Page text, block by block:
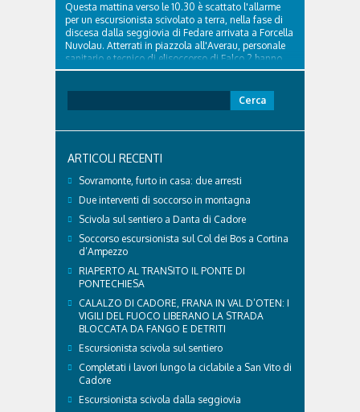
Questa mattina verso le 10.30 è scattato l'allarme
per un escursionista scivolato a terra, nella fase di
discesa dalla seggiovia di Fedare arrivata a Forcella
Nuvolau. Atterrati in piazzola all'Averau, personale
sanitario e tecnico di elisoccorso di Falco 2 hanno
raggiunto il 74enne di Teolo...
per:
ARTICOLI RECENTI
Sovramonte, furto in casa: due arresti
Due interventi di soccorso in montagna
Scivola sul sentiero a Danta di Cadore
Soccorso escursionista sul Col dei Bos a Cortina
d’Ampezzo
RIAPERTO AL TRANSITO IL PONTE DI
PONTECHIESA
CALALZO DI CADORE, FRANA IN VAL D’OTEN: I
VIGILI DEL FUOCO LIBERANO LA STRADA
BLOCCATA DA FANGO E DETRITI
Escursionista scivola sul sentiero
Completati i lavori lungo la ciclabile a San Vito di
Cadore
Escursionista scivola dalla seggiovia